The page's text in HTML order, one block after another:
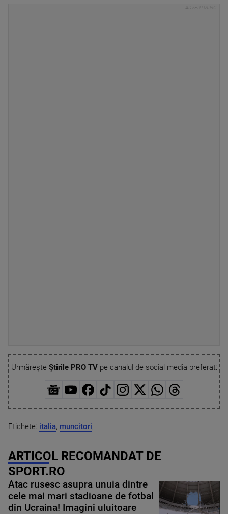
Urmărește Știrile PRO TVpe canalul de social media preferat:
Etichete: italia, muncitori,
ARTICOL RECOMANDAT DE
SPORT.RO
Atac rusesc asupra unuia dintre
cele mai mari stadioane de fotbal
din Ucraina! Imagini uluitoare